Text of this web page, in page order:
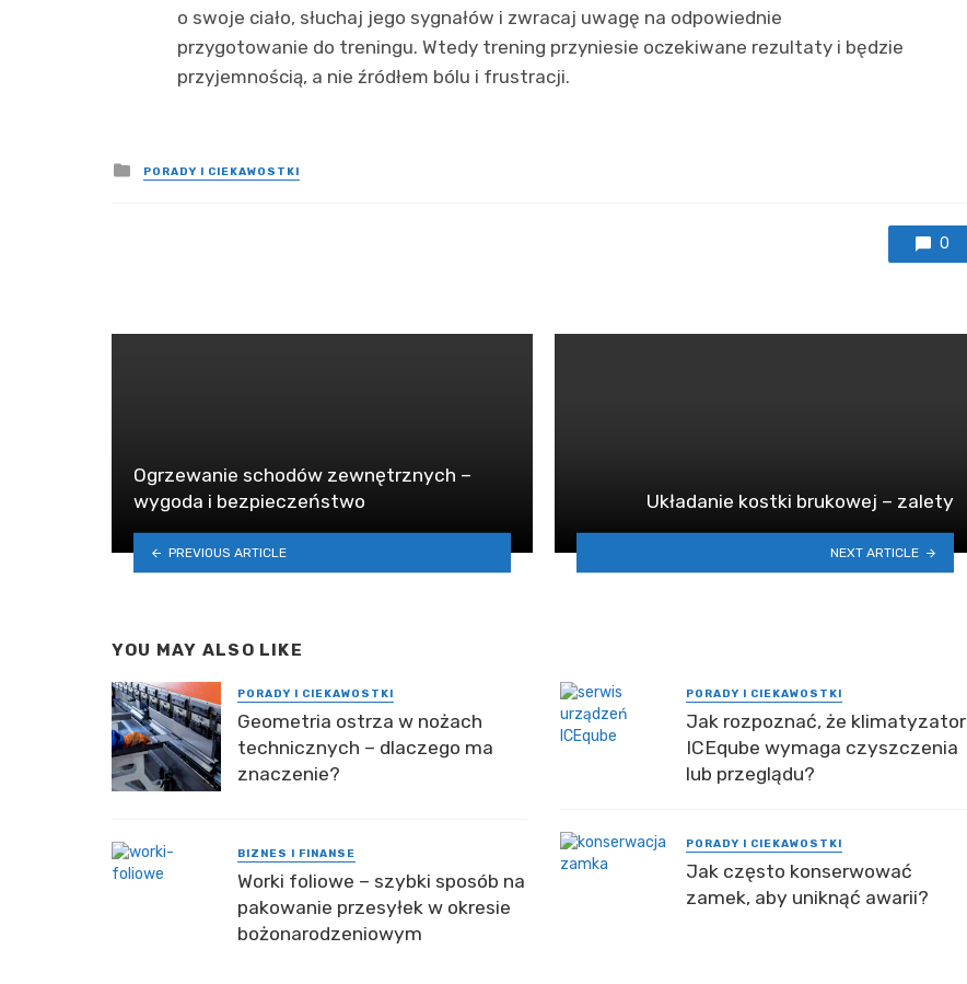
o swoje ciało, słuchaj jego sygnałów i zwracaj uwagę na odpowiednie
przygotowanie do treningu. Wtedy trening przyniesie oczekiwane rezultaty i będzie
przyjemnością, a nie źródłem bólu i frustracji.
Posted
in
PORADY I CIEKAWOSTKI
0
Ogrzewanie schodów zewnętrznych –
wygoda i bezpieczeństwo
PREVIOUS ARTICLE
Układanie kostki brukowej – zalety
NEXT ARTICLE
YOU MAY ALSO LIKE
PORADY I CIEKAWOSTKI
Geometria ostrza w nożach
technicznych – dlaczego ma
znaczenie?
BIZNES I FINANSE
Worki foliowe – szybki sposób na
pakowanie przesyłek w okresie
bożonarodzeniowym
PORADY I CIEKAWOSTKI
Jak rozpoznać, że klimatyzator
ICEqube wymaga czyszczenia
lub przeglądu?
PORADY I CIEKAWOSTKI
Jak często konserwować
zamek, aby uniknąć awarii?